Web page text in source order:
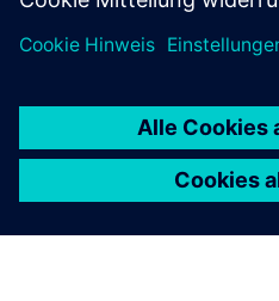
Integrationsschicht
• Normalisiert und
• Bietet Governance-
Schemaversionierung,